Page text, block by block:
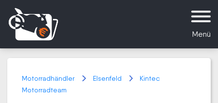
Menü
Motorradhändler Elsenfeld
Kintec
Motorradteam